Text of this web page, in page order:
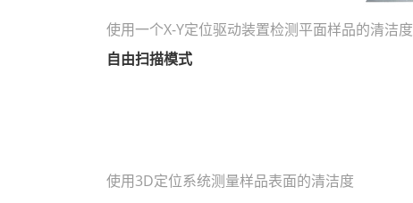
使用一个X-Y定位驱动装置检测平面样品的清洁度
自由扫描模式
使用3D定位系统测量样品表面的清洁度